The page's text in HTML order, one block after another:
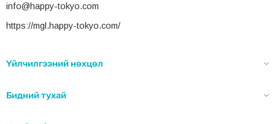
info@happy-tokyo.com
https://mgl.happy-tokyo.com/
Үйлчилгээний нөхцөл
Бидний тухай